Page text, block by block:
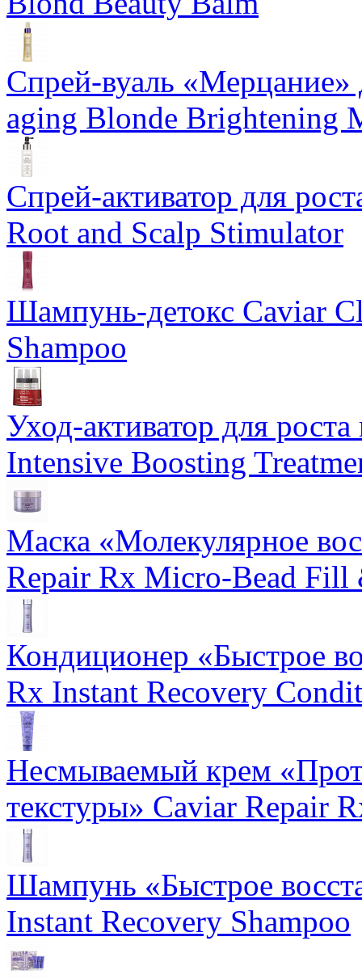
Спрей-вуаль «Мерцание»
aging Blonde Brightening
Спрей-активатор для
Root and Scalp Stimulator
Шампунь-детокс Caviar
Shampoo
Уход-активатор для
Intensive Boosting
Маска «Молекулярное
Repair Rx Micro-Bead Fill
Кондиционер «Быстрое
Rx Instant Recovery
Несмываемый крем
текстуры» Caviar Repair
Шампунь «Быстрое
Instant Recovery Shampoo